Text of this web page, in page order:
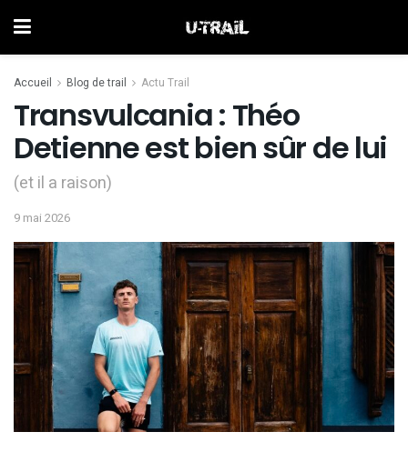
Accueil Blog de trail Actu Trail
Transvulcania : Théo
Detienne est bien sûr de lui
(et il a raison)
9 mai 2026